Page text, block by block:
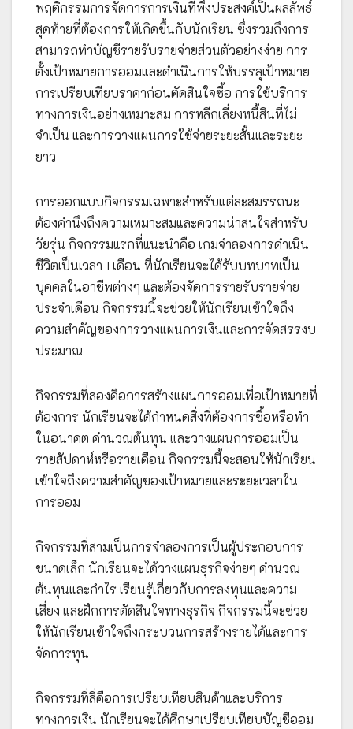
พฤติกรรมการจัดการการเงินที่พึงประสงค์เป็นผลลัพธ์
สุดท้ายที่ต้องการให้เกิดขึ้นกับนักเรียน ซึ่งรวมถึงการ
สามารถทำบัญชีรายรับรายจ่ายส่วนตัวอย่างง่าย การ
ตั้งเป้าหมายการออมและดำเนินการให้บรรลุเป้าหมาย
การเปรียบเทียบราคาก่อนตัดสินใจซื้อ การใช้บริการ
ทางการเงินอย่างเหมาะสม การหลีกเลี่ยงหนี้สินที่ไม่
จำเป็น และการวางแผนการใช้จ่ายระยะสั้นและระยะ
ยาว
การออกแบบกิจกรรมเฉพาะสำหรับแต่ละสมรรถนะ
ต้องคำนึงถึงความเหมาะสมและความน่าสนใจสำหรับ
วัยรุ่น กิจกรรมแรกที่แนะนำคือ เกมจำลองการดำเนิน
ชีวิตเป็นเวลา 1 เดือน ที่นักเรียนจะได้รับบทบาทเป็น
บุคคลในอาชีพต่างๆ และต้องจัดการรายรับรายจ่าย
ประจำเดือน กิจกรรมนี้จะช่วยให้นักเรียนเข้าใจถึง
ความสำคัญของการวางแผนการเงินและการจัดสรรงบ
ประมาณ
กิจกรรมที่สองคือการสร้างแผนการออมเพื่อเป้าหมายที่
ต้องการ นักเรียนจะได้กำหนดสิ่งที่ต้องการซื้อหรือทำ
ในอนาคต คำนวณต้นทุน และวางแผนการออมเป็น
รายสัปดาห์หรือรายเดือน กิจกรรมนี้จะสอนให้นักเรียน
เข้าใจถึงความสำคัญของเป้าหมายและระยะเวลาใน
การออม
กิจกรรมที่สามเป็นการจำลองการเป็นผู้ประกอบการ
ขนาดเล็ก นักเรียนจะได้วางแผนธุรกิจง่ายๆ คำนวณ
ต้นทุนและกำไร เรียนรู้เกี่ยวกับการลงทุนและความ
เสี่ยง และฝึกการตัดสินใจทางธุรกิจ กิจกรรมนี้จะช่วย
ให้นักเรียนเข้าใจถึงกระบวนการสร้างรายได้และการ
จัดการทุน
กิจกรรมที่สี่คือการเปรียบเทียบสินค้าและบริการ
ทางการเงิน นักเรียนจะได้ศึกษาเปรียบเทียบบัญชีออม